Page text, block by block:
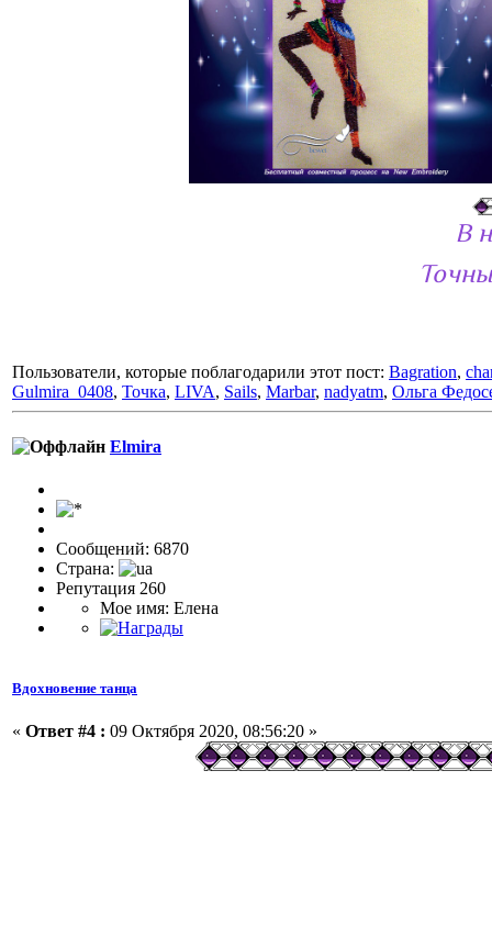
В
Пользователи, которые поблагодарили этот пост: Bagration,
Gulmira_0408, Точка, LIVA, Sails, Marbar, nadyatm, Ольга
Elmira
Сообщений: 6870
Страна:
Репутация 260
Мое имя: Елена
Вдохновение танца
« Ответ #4 : 09 Октября 2020, 08:56:20 »